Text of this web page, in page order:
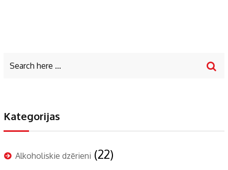
Kategorijas
Alkoholiskie dzērieni (22)